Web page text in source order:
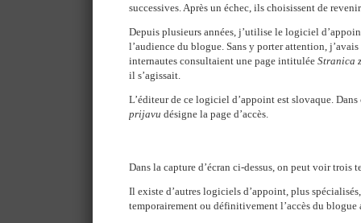
successives. Après un échec, ils choisissent de
Depuis plusieurs années, j’utilise le logiciel
l’audience du blogue. Sans y porter attention,
internautes consultaient une page intitulée Stranica
il s’agissait.
L’éditeur de ce logiciel d’appoint est slovaque.
prijavu désigne la page d’accès.
Dans la capture d’écran ci-dessus, on peut voir trois
Il existe d’autres logiciels d’appoint, plus
temporairement ou définitivement l’accès du blogue